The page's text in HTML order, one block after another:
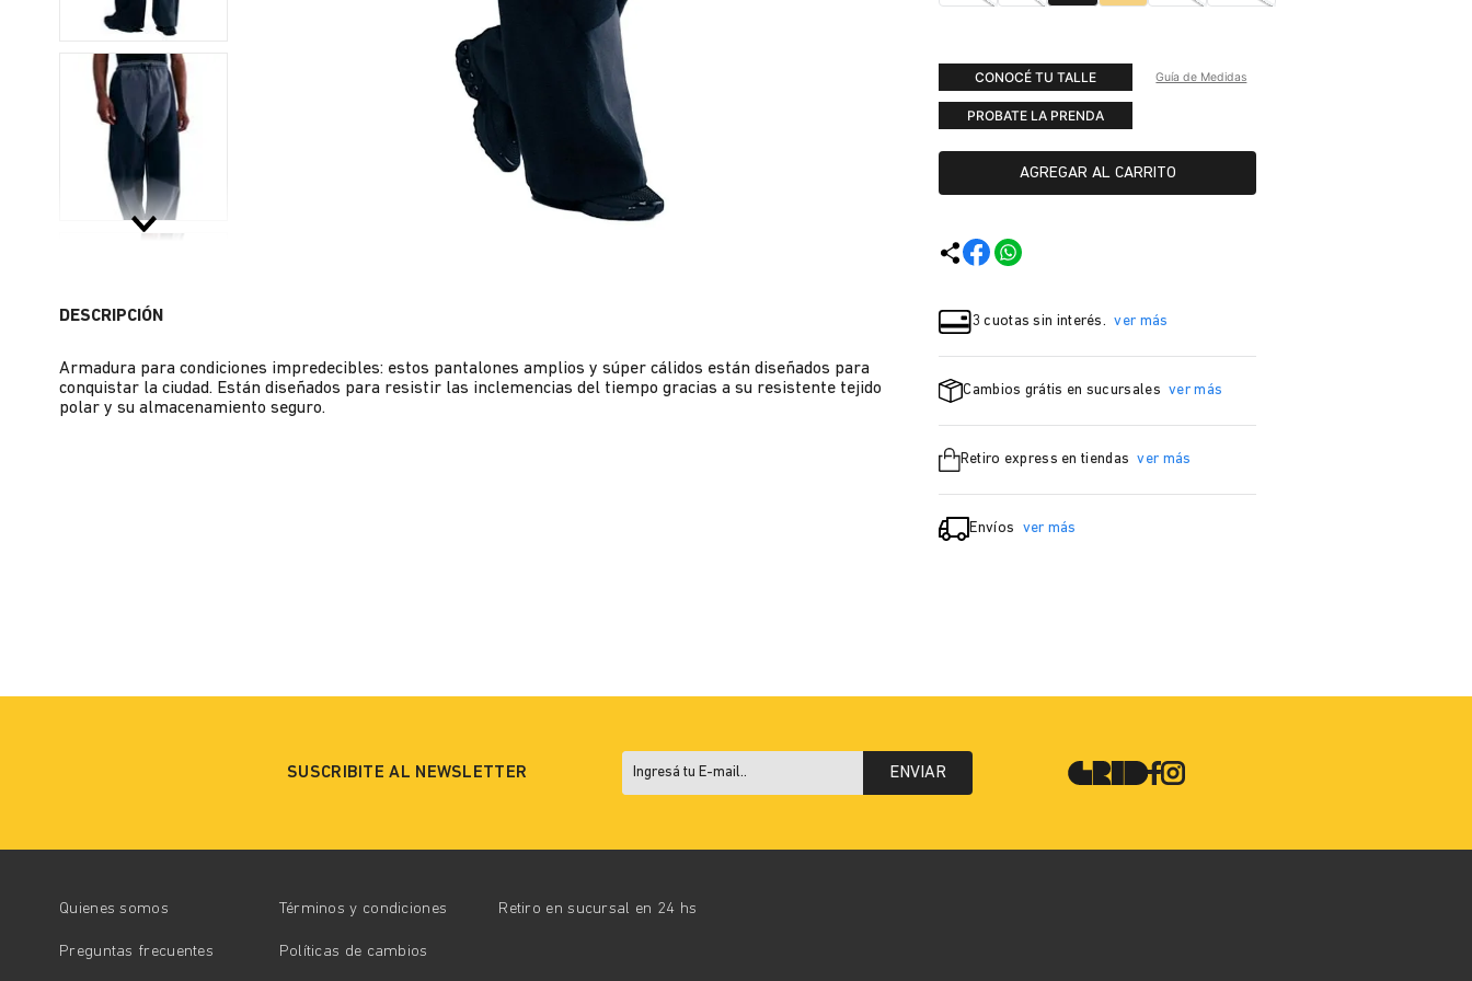
DESCRIPCIÓN
Armadura para condiciones impredecibles: estos pantalones amplios y súper cálidos están diseñados para
conquistar la ciudad. Están diseñados para resistir las inclemencias del tiempo gracias a su resistente tejido
polar y su almacenamiento seguro.
CONOCÉ TU TALLE Guía de Medidas
PROBATE LA PRENDA
AGREGAR AL CARRITO
3 cuotas sin interés. ver más
Cambios grátis en sucursales ver más
Retiro express en tiendas ver más
Envíos ver más
SUSCRIBITE AL NEWSLETTER ENVIAR
Quienes somos Términos y condiciones
Preguntas frecuentes Políticas de cambios
Retiro en sucursal en 24 hs